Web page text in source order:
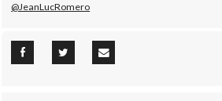
@JeanLucRomero